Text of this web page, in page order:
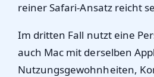
reiner Safari-Ansatz reicht
Im dritten Fall nutzt eine
auch Mac mit derselben
Nutzungsgewohnheiten,